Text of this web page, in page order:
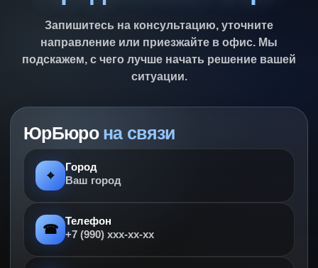
Запишитесь на консультацию, уточните
направление или приезжайте в офис. Мы
подскажем, с чего лучше начать решение вашей
ситуации.
ЮрБюро на связи
⌖
Город
Ваш город
☎
Телефон
+7 (990) ххх-хх-хх